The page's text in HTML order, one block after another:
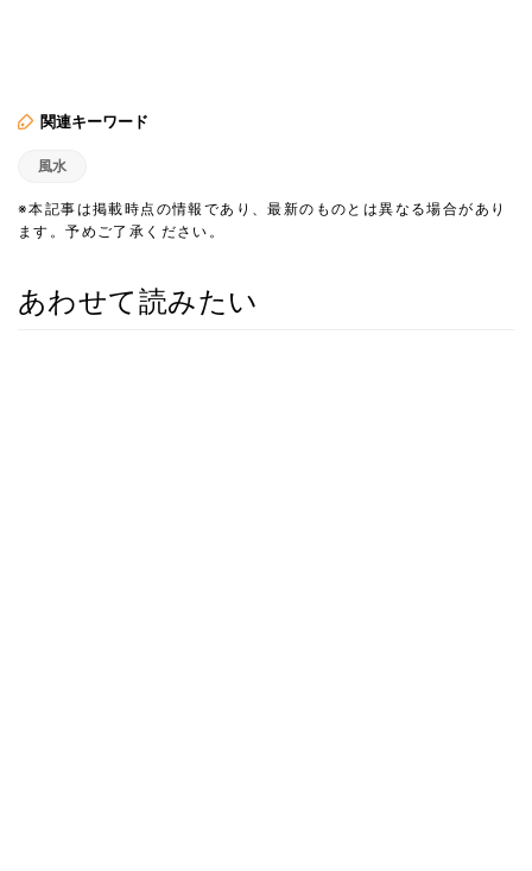
関連キーワード
風水
※本記事は掲載時点の情報であり、最新のものとは異なる場合があり
ます。予めご了承ください。
あわせて読みたい